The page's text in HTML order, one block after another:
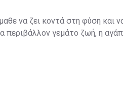
να ζει κοντά στη φύση
περιβάλλον γεμάτο ζωή, η